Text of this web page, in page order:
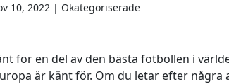
10, 2022 | Okategoriserade
för en del av den bästa fotbollen i
är känt för. Om du letar efter